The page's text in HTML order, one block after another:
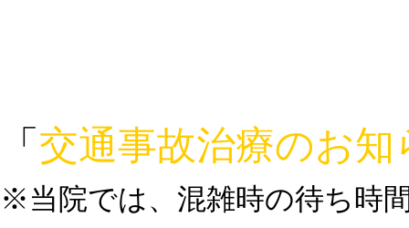
「 交通事故治療のお知
※当院では、混雑時の待ち時